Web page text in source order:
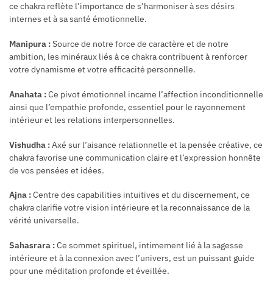
ce chakra reflète l’importance de s’harmoniser à ses désirs
internes et à sa santé émotionnelle.
Manipura :Source de notre force de caractère et de notre
ambition, les minéraux liés à ce chakra contribuent à renforcer
votre dynamisme et votre efficacité personnelle.
Anahata :Ce pivot émotionnel incarne l’affection inconditionnelle
ainsi que l’empathie profonde, essentiel pour le rayonnement
intérieur et les relations interpersonnelles.
Vishudha :Axé sur l’aisance relationnelle et la pensée créative, ce
chakra favorise une communication claire et l’expression honnête
de vos pensées et idées.
Ajna :Centre des capabilities intuitives et du discernement, ce
chakra clarifie votre vision intérieure et la reconnaissance de la
vérité universelle.
Sahasrara :Ce sommet spirituel, intimement lié à la sagesse
intérieure et à la connexion avec l’univers, est un puissant guide
pour une méditation profonde et éveillée.